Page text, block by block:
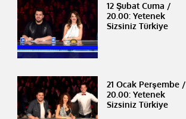
12 Şubat Cuma /
20.00: Yetenek
Sizsiniz Türkiye
21 Ocak Perşembe /
20.00: Yetenek
Sizsiniz Türkiye